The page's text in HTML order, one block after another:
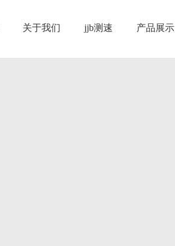
关于我们 jjb测速 产品展示